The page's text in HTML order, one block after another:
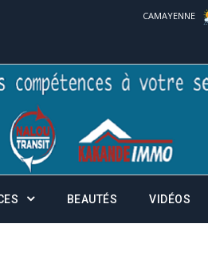
CAMAYENNE
BEAUTÉS VIDÉOS